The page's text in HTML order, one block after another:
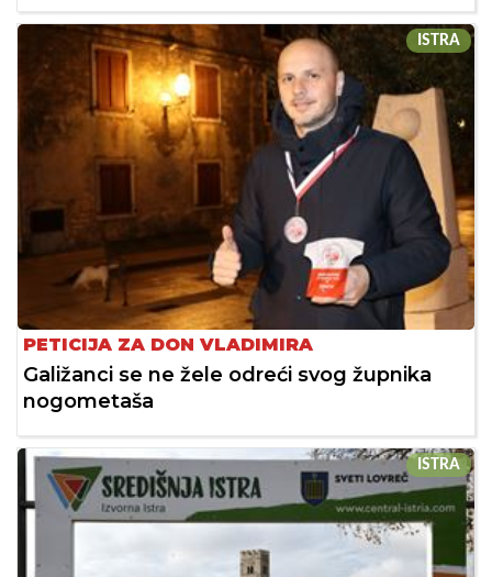
ISTRA
PETICIJA ZA DON VLADIMIRA
Galižanci se ne žele odreći svog župnika
nogometaša
ISTRA